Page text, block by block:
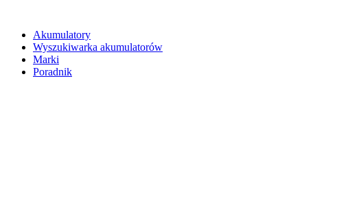
Akumulatory
Wyszukiwarka akumulatorów
Marki
Poradnik